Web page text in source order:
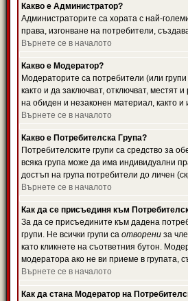
Какво е Администратор?
Администраторите са хората с най-
права, изгонване на потребители,
Върнете се в началото
Какво е Модератор?
Модераторите са потребители (или
както и да заключват, отключват, местят
на обиден и незаконен материал, както и
Върнете се в началото
Какво е Потребителска Група?
Потребителските групи са средство за
всяка група може да има индивидуални
достъп на група потребители до личен
Върнете се в началото
Как да се присъединя към
За да се присъедините към дадена
групи. Не всички групи са отворени за
като кликнете на съответния бутон.
модератора ако не ви приеме в групата,
Върнете се в началото
Как да стана Модератор на